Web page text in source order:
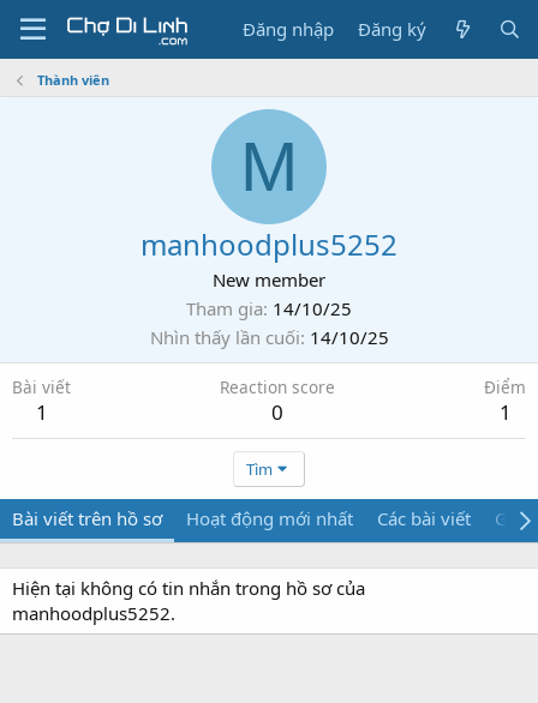
Đăng nhập Đăng ký
Thành viên
M
manhoodplus5252
New member
Tham gia 14/10/25
Nhìn thấy lần cuối 14/10/25
Bài viết
1
Reaction score
0
Điểm
1
Tìm
Bài viết trên hồ sơ Hoạt động mới nhất Các bài viết Giới
Hiện tại không có tin nhắn trong hồ sơ của
manhoodplus5252.